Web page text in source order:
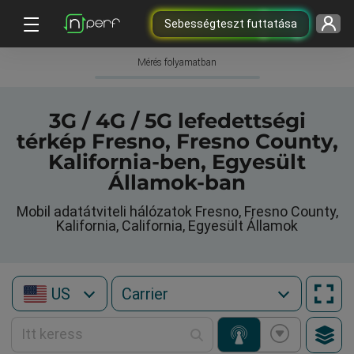
Sebességteszt futtatása
Mérés folyamatban
3G / 4G / 5G lefedettségi
térkép Fresno, Fresno County,
Kalifornia-ben, Egyesült
Államok-ban
Mobil adatátviteli hálózatok Fresno, Fresno County,
Kalifornia, California, Egyesült Államok
US